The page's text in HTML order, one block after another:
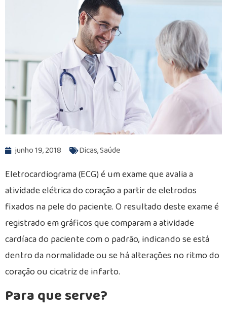
junho 19, 2018 Dicas,Saúde
Eletrocardiograma (ECG) é um exame que avalia a
atividade elétrica do coração a partir de eletrodos
fixados na pele do paciente. O resultado deste exame é
registrado em gráficos que comparam a atividade
cardíaca do paciente com o padrão, indicando se está
dentro da normalidade ou se há alterações no ritmo do
coração ou cicatriz de infarto.
Para que serve?